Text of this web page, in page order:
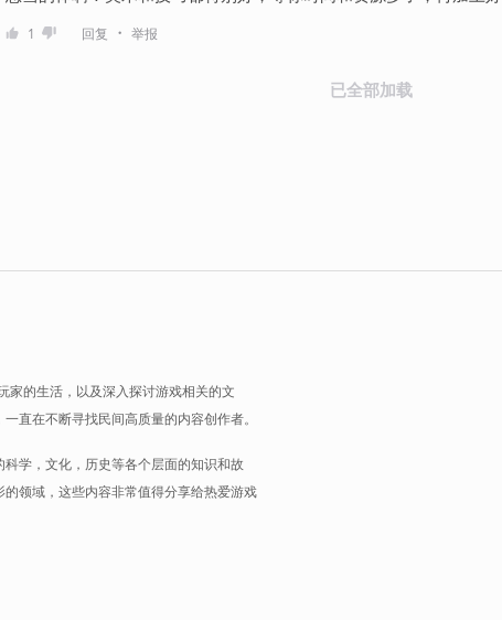
1 回复 ・ 举报
已全部加载
家的生活，以及深入探讨游戏相关的文
直在不断寻找民间高质量的内容创作者。
学，文化，历史等各个层面的知识和故
领域，这些内容非常值得分享给热爱游戏